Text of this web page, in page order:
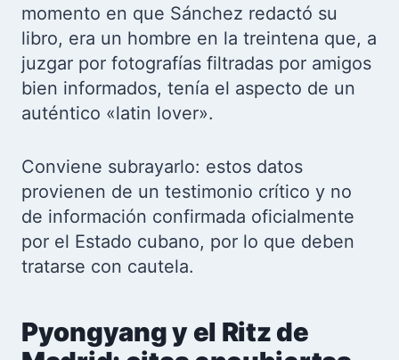
momento en que Sánchez redactó su
libro, era un hombre en la treintena que, a
juzgar por fotografías filtradas por amigos
bien informados, tenía el aspecto de un
auténtico «latin lover».
Conviene subrayarlo: estos datos
provienen de un testimonio crítico y no
de información confirmada oficialmente
por el Estado cubano, por lo que deben
tratarse con cautela.
Pyongyang y el Ritz de